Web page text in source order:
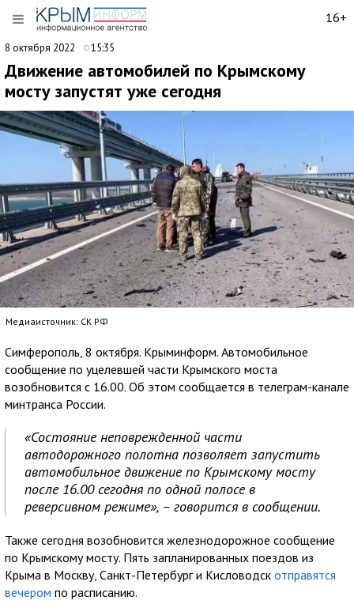
16+
8 октября 2022 15:35
Движение автомобилей по Крымскому
мосту запустят уже сегодня
Медиаисточник: СК РФ
Симферополь, 8 октября. Крыминформ. Автомобильное
сообщение по уцелевшей части Крымского моста
возобновится с 16.00. Об этом сообщается в телеграм-канале
минтранса России.
«Состояние неповрежденной части
автодорожного полотна позволяет запустить
автомобильное движение по Крымскому мосту
после 16.00 сегодня по одной полосе в
реверсивном режиме», – говорится в сообщении.
Также сегодня возобновится железнодорожное сообщение
по Крымскому мосту. Пять запланированных поездов из
Крыма в Москву, Санкт-Петербург и Кисловодск отправятся
вечером по расписанию.